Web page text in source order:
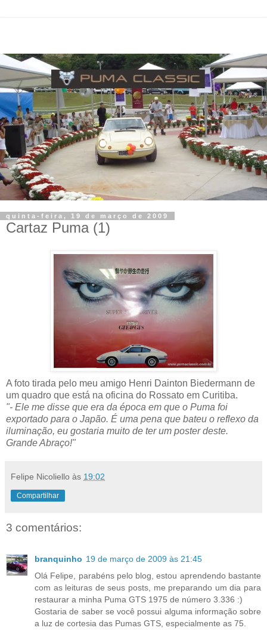
quinta-feira, 19 de março de 2009
Cartaz Puma (1)
A foto tirada pelo meu amigo Henri Dainton Biedermann de
um quadro que está na oficina do Rossato em Curitiba.
"- Ele me disse que era da época em que o Puma foi
exportado para o Japão. É uma pena que bateu o reflexo da
iluminação, eu gostaria muito de ter um poster deste.
Grande Abraço!"
Felipe Nicoliello às 19:02
Compartilhar
3 comentários:
branquinho 19 de março de 2009 às 21:45
Olá Felipe, parabéns pelo blog, estou aprendendo bastante
com as leituras de seus posts, me preparando um dia para
restaurar a minha Puma GTS 1975 de número 3.336 :)
Gostaria de saber se você possui alguma informação sobre
a luz de cortesia das Pumas GTS, especialmente as 75.